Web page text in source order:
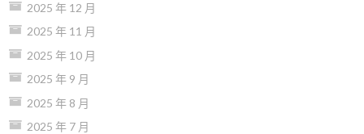
2025 年 12 月
2025 年 11 月
2025 年 10 月
2025 年 9 月
2025 年 8 月
2025 年 7 月